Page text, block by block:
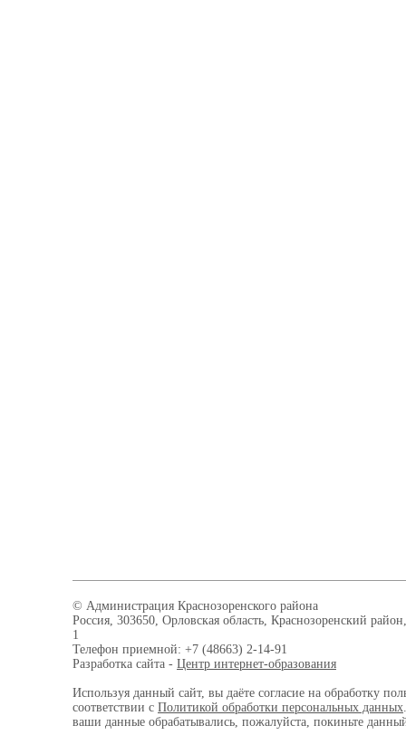
© Администрация Краснозоренского района
Россия, 303650, Орловская область, Краснозоренский
1
Телефон приемной: +7 (48663) 2-14-91
Разработка сайта - Центр интернет-образования
Используя данный сайт, вы даёте согласие на обработку
соответствии с Политикой обработки персональных данных
ваши данные обрабатывались, пожалуйста, покиньте